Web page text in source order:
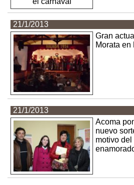
21/1/2013
Gran
Morata en
21/1/2013
Acoma
nuevo
motivo